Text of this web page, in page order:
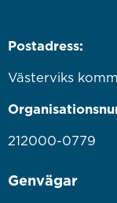
Postadress:
Västerviks
212000-0779
Genvägar